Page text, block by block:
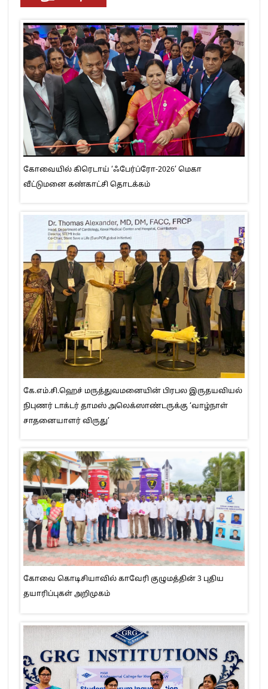
கோவையில் கிரெடாய் ‘ஃபேர்ப்ரோ-2026’ மெகா
வீட்டுமனை கண்காட்சி தொடக்கம்
கே.எம்.சி.ஹெச் மருத்துவமனையின் பிரபல இருதயவியல்
நிபுணர் டாக்டர் தாமஸ் அலெக்ஸாண்டருக்கு ‘வாழ்நாள்
சாதனையாளர் விருது’
கோவை கொடிசியாவில் காவேரி குழுமத்தின் 3 புதிய
தயாரிப்புகள் அறிமுகம்